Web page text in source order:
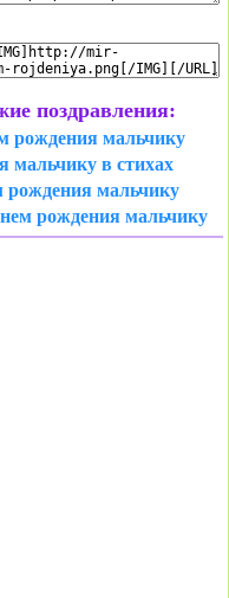
поздравления:
рождения мальчику
мальчику в стихах
рождения мальчику
рождения мальчику